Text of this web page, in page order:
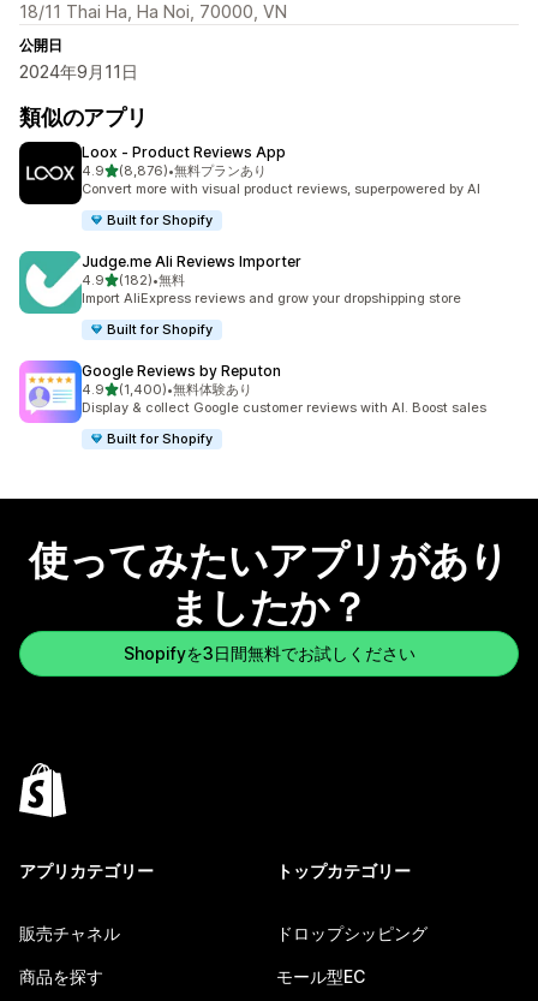
18/11 Thai Ha, Ha Noi, 70000, VN
公開日
2024年9月11日
類似のアプリ
Loox ‑ Product Reviews App
4.95つ星中
(8,876)
合計レビュー数：8876件
•無料プランあり
Convert more with visual product reviews, superpowered by AI
Built for Shopify
Judge.me Ali Reviews Importer
4.95つ星中
(182)
合計レビュー数：182件
•無料
Import AliExpress reviews and grow your dropshipping store
Built for Shopify
Google Reviews by Reputon
4.95つ星中
(1,400)
合計レビュー数：1400件
•無料体験あり
Display & collect Google customer reviews with AI. Boost sales
Built for Shopify
使ってみたいアプリがあり
ましたか？
Shopifyを3日間無料でお試しください
アプリカテゴリー
販売チャネル
商品を探す
トップカテゴリー
ドロップシッピング
モール型EC